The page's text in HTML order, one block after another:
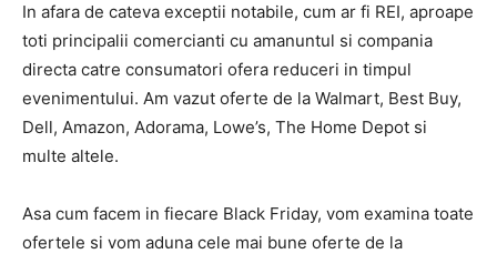
In afara de cateva exceptii notabile, cum ar fi REI, aproape
toti principalii comercianti cu amanuntul si compania
directa catre consumatori ofera reduceri in timpul
evenimentului. Am vazut oferte de la Walmart, Best Buy,
Dell, Amazon, Adorama, Lowe’s, The Home Depot si
multe altele.
Asa cum facem in fiecare Black Friday, vom examina toate
ofertele si vom aduna cele mai bune oferte de la